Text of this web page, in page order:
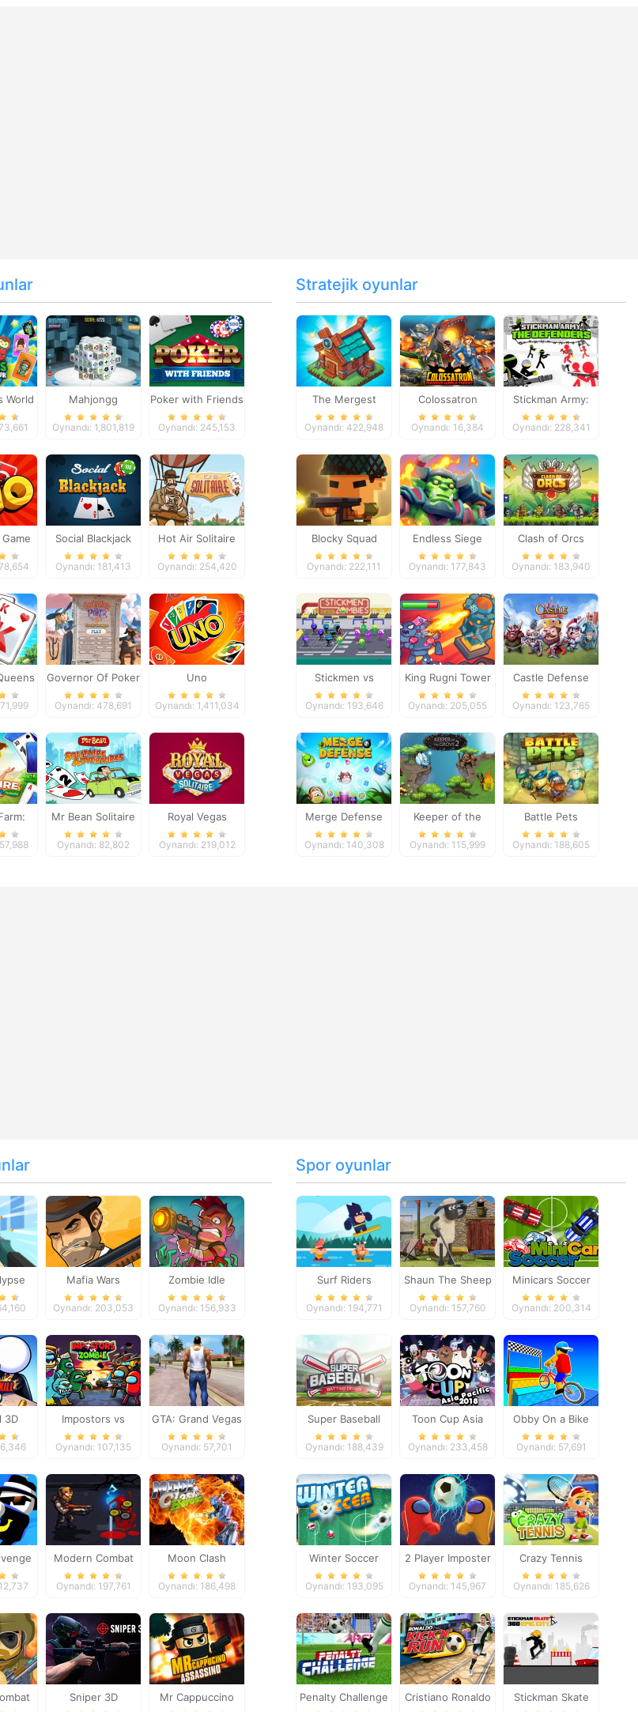
World
Mahjongg
Dimensions
Oynandı: 1,801,819
Poker with Friends
Oynandı: 245,153
Social Blackjack
Oynandı: 181,413
Hot Air Solitaire
Oynandı: 254,420
Governor Of Poker
2
Oynandı: 478,691
Uno
Oynandı: 1,411,034
Mr Bean Solitaire
Adventures
Oynandı: 82,802
Royal Vegas
Solitaire
Oynandı: 219,012
Stratejik oyunlar
The Mergest
Kingdom
Oynandı: 422,948
Colossatron
Oynandı: 16,384
Stickman Army:
The Defenders
Oynandı: 228,341
Blocky Squad
Oynandı: 222,111
Endless Siege
Oynandı: 177,843
Clash of Orcs
Oynandı: 183,940
Stickmen vs
Zombies
Oynandı: 193,646
King Rugni Tower
Defense
Oynandı: 205,055
Castle Defense
Oynandı: 123,765
Merge Defense
Oynandı: 140,308
Keeper of the
Grove 2
Oynandı: 115,999
Battle Pets
Oynandı: 188,605
Mafia Wars
Oynandı: 203,053
Zombie Idle
Defense Online
Oynandı: 156,933
3D
Impostors vs
Zombies: Survival
Oynandı: 107,135
GTA: Grand Vegas
Crime
Oynandı: 57,701
Modern Combat
Defense
Oynandı: 197,761
Moon Clash
Heroes
Oynandı: 186,498
Sniper 3D
Mr Cappuccino
Spor oyunlar
Surf Riders
Oynandı: 194,771
Shaun The Sheep
Baahmy Golf
Oynandı: 157,760
Minicars Soccer
Oynandı: 200,314
Super Baseball
Oynandı: 188,439
Toon Cup Asia
Pacific 2018
Oynandı: 233,458
Obby On a Bike
Oynandı: 57,691
Winter Soccer
Oynandı: 193,095
2 Player Imposter
Soccer
Oynandı: 145,967
Crazy Tennis
Oynandı: 185,626
Penalty Challenge
Cristiano Ronaldo
Stickman Skate